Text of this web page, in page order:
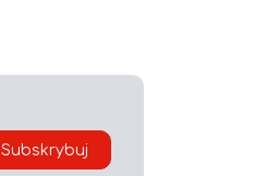
Subskrybuj